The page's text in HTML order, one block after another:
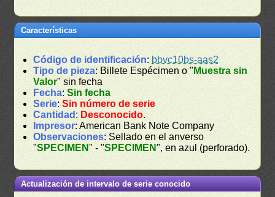
Características
Código de identificación: bbvc10bs-aas2
Tipo de pieza: Billete Espécimen o " Muestra sin
Valor" sin fecha
Fecha:Sin fecha
Serie:Sin número de serie
Cantidad : Desconocido.
Impresor: American Bank Note Company
Observaciones: Sellado en el anverso
"SPECIMEN" - "SPECIMEN", en azul (perforado).
Actualización de intervalo de serie conocido